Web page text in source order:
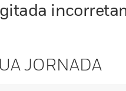
JORNADA